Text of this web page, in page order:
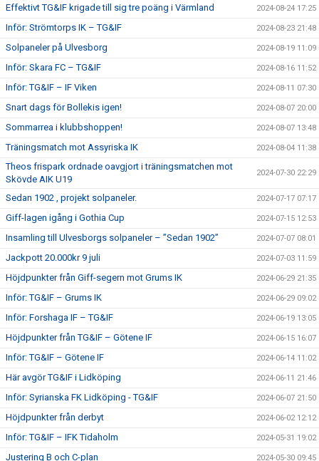
Effektivt TG&IF krigade till sig tre poäng i Värmland 2024-08-24 17:25
Inför: Strömtorps IK – TG&IF 2024-08-23 21:48
Solpaneler på Ulvesborg 2024-08-19 11:09
Inför: Skara FC – TG&IF 2024-08-16 11:52
Inför: TG&IF – IF Viken 2024-08-11 07:30
Snart dags för Bollekis igen! 2024-08-07 20:00
Sommarrea i klubbshoppen! 2024-08-07 13:48
Träningsmatch mot Assyriska IK 2024-08-04 11:38
Theos frispark ordnade oavgjort i träningsmatchen mot
Skövde AIK U19
2024-07-30 22:29
Sedan 1902 , projekt solpaneler. 2024-07-17 07:17
Giff-lagen igång i Gothia Cup 2024-07-15 12:53
Insamling till Ulvesborgs solpaneler – ”Sedan 1902” 2024-07-07 08:01
Jackpott 20.000kr 9 juli 2024-07-03 11:59
Höjdpunkter från Giff-segern mot Grums IK 2024-06-29 21:35
Inför: TG&IF – Grums IK 2024-06-29 09:02
Inför: Forshaga IF – TG&IF 2024-06-19 13:05
Höjdpunkter från TG&IF – Götene IF 2024-06-15 16:07
Inför: TG&IF – Götene IF 2024-06-14 11:02
Här avgör TG&IF i Lidköping 2024-06-11 21:46
Inför: Syrianska FK Lidköping - TG&IF 2024-06-07 21:50
Höjdpunkter från derbyt 2024-06-02 12:12
Inför: TG&IF – IFK Tidaholm 2024-05-31 19:02
Justering B och C-plan 2024-05-30 09:45